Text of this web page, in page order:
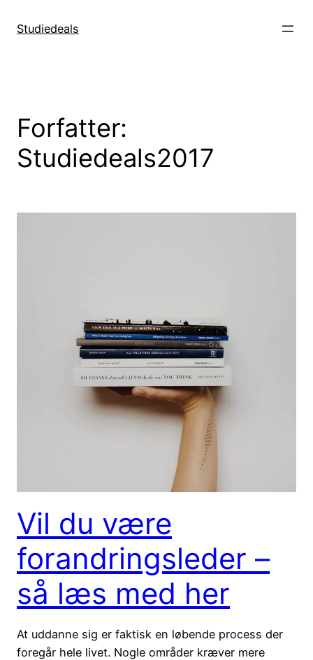
Studiedeals
Forfatter:
Studiedeals2017
Vil du være
forandringsleder –
så læs med her
At uddanne sig er faktisk en løbende process der
foregår hele livet. Nogle områder kræver mere